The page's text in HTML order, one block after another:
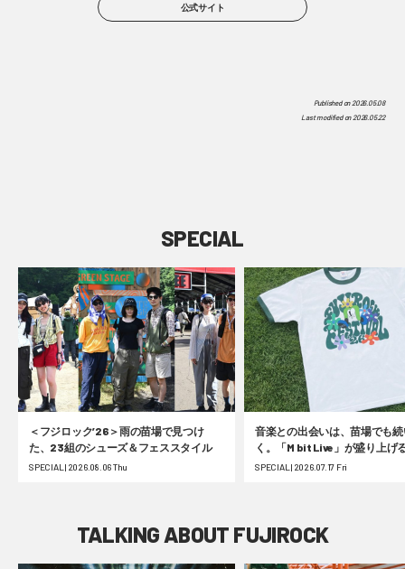
公式サイト
Published on 2026.05.08
Last modified on 2026.05.22
SPECIAL
＜フジロック’26＞雨の苗場で見つけ
た、23組のシューズ＆フェススタイル
SPECIAL | 2026.08.06 Thu
音楽との出会いは、苗場でも
く。「M bit Live」が盛り上げ
ク’26！ #fujirock
SPECIAL | 2026.07.17 Fri
TALKING ABOUT FUJIROCK